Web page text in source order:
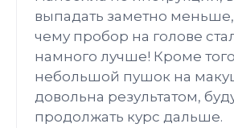
выпадать заметно
чему пробор на голове
намного лучше! Кроме
небольшой пушок на
довольна результатом,
продолжать курс дальше.